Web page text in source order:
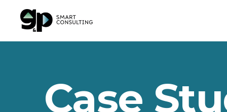
Case